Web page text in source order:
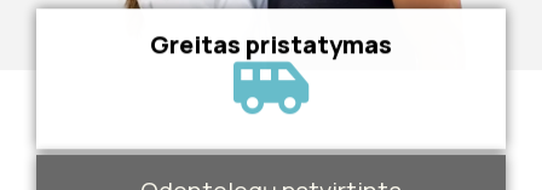
Greitas pristatymas